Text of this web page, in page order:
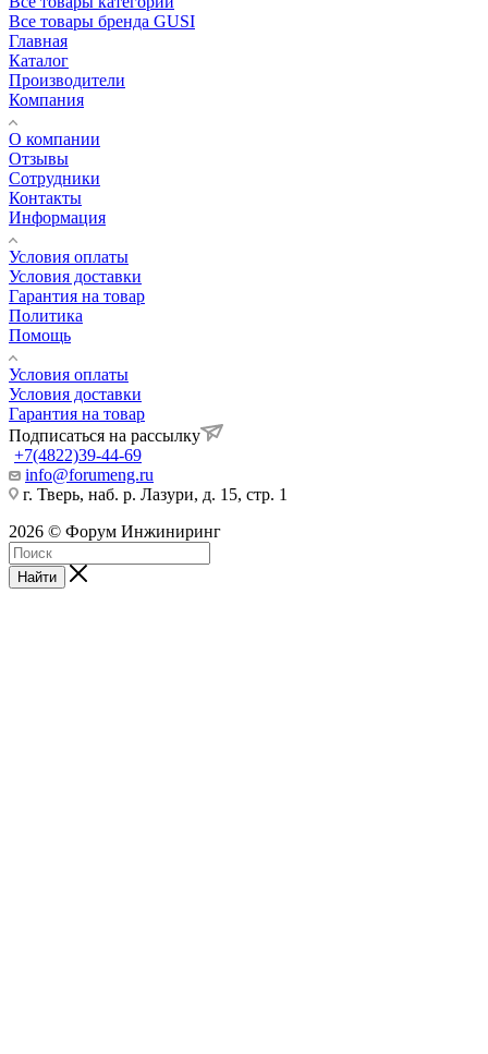
Все товары бренда GUSI
Главная
Каталог
Производители
Компания
О компании
Отзывы
Сотрудники
Контакты
Информация
Условия оплаты
Условия доставки
Гарантия на товар
Политика
Помощь
Условия оплаты
Условия доставки
Гарантия на товар
Подписаться на рассылку
+7(4822)39-44-69
info@forumeng.ru
г. Тверь, наб. р. Лазури, д. 15, стр. 1
2026 © Форум Инжиниринг
Найти